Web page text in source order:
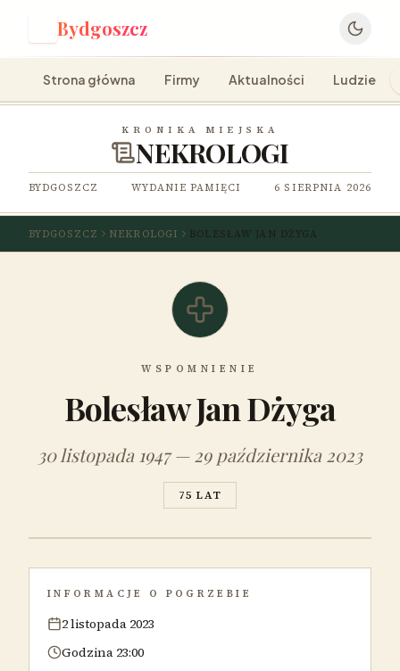
Bydgoszcz
Strona główna Firmy Aktualności Ludzie
KRONIKA MIEJSKA
NEKROLOGI
BYDGOSZCZ WYDANIE PAMIĘCI 6 SIERPNIA 2026
BYDGOSZCZ NEKROLOGI BOLESŁAW JAN DŻYGA
WSPOMNIENIE
Bolesław Jan Dżyga
30 listopada 1947 — 29 października 2023
75 LAT
INFORMACJE O POGRZEBIE
2 listopada 2023
Godzina 23:00